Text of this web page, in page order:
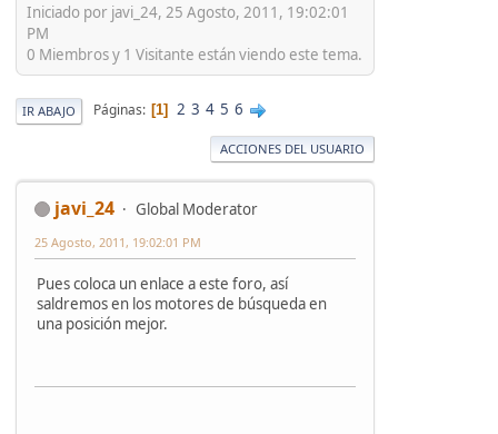
Iniciado por javi_24, 25 Agosto, 2011, 19:02:01
PM
0 Miembros y 1 Visitante están viendo este tema.
IR ABAJO Páginas 1 2 3 4 5 6
ACCIONES DEL USUARIO
javi_24 Global Moderator
25 Agosto, 2011, 19:02:01 PM
Pues coloca un enlace a este foro, así
saldremos en los motores de búsqueda en
una posición mejor.